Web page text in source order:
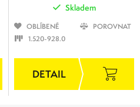
Skladem
OBLÍBENÉ
POROVNAT
1.520-928.0